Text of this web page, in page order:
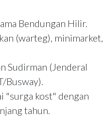
Bendungan Hilir.
(warteg), minimarket,
Sudirman (Jenderal
Busway).
"surga kost" dengan
tahun.